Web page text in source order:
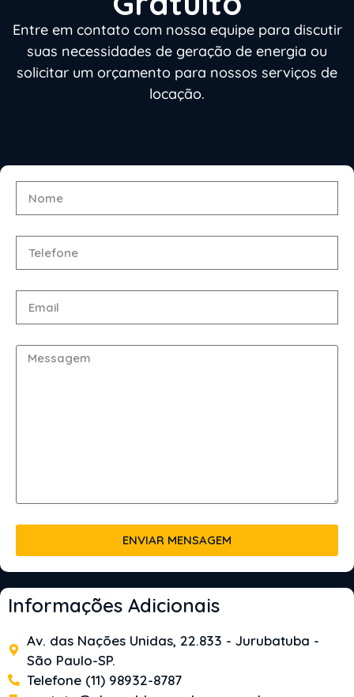
Entre em contato com nossa equipe para discutir
suas necessidades de geração de energia ou
solicitar um orçamento para nossos serviços de
locação.
ENVIAR MENSAGEM
Informações Adicionais
Av. das Nações Unidas, 22.833 - Jurubatuba -
São Paulo-SP.
Telefone (11) 98932-8787